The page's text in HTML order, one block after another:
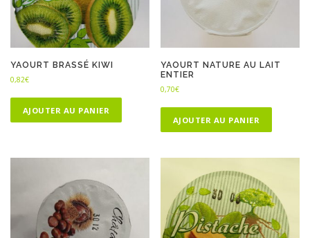
YAOURT BRASSÉ KIWI
0,82€
AJOUTER AU PANIER
YAOURT NATURE AU LAIT
ENTIER
0,70€
AJOUTER AU PANIER